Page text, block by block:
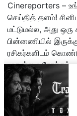
Cinereporters –
செய்தித் தளம்!
மட்டுமல்ல, அது
பின்னணியில்
ரசிகர்களிடம்
முதன்மை நோக்கம்.
Copyright © 2026